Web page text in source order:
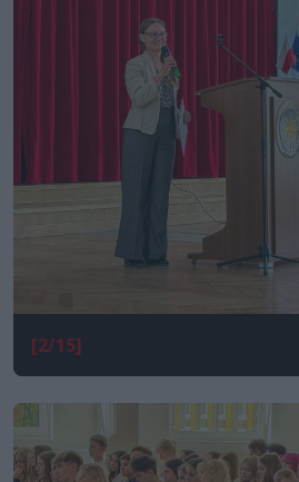
[2/15]